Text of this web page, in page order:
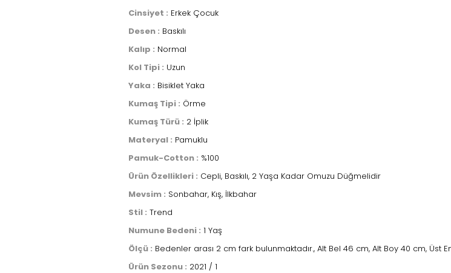
Cinsiyet : Erkek Çocuk
Desen : Baskılı
Kalıp : Normal
Kol Tipi : Uzun
Yaka : Bisiklet Yaka
Kumaş Tipi : Örme
Kumaş Türü : 2 İplik
Materyal : Pamuklu
Pamuk-Cotton : %100
Ürün Özellikleri : Cepli, Baskılı, 2 Yaşa Kadar Omuzu Düğmelidir
Mevsim : Sonbahar, Kış, İlkbahar
Stil : Trend
Numune Bedeni : 1 Yaş
Ölçü : Bedenler arası 2 cm fark bulunmaktadır., Alt Bel 46 cm, Alt Boy 40 cm, Üst
Ürün Sezonu : 2021 / 1